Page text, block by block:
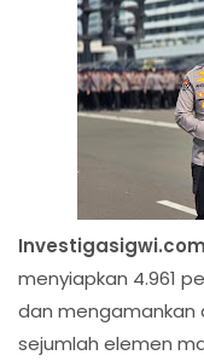
menyiapkan 4.961
dan mengamankan
sejumlah elemen